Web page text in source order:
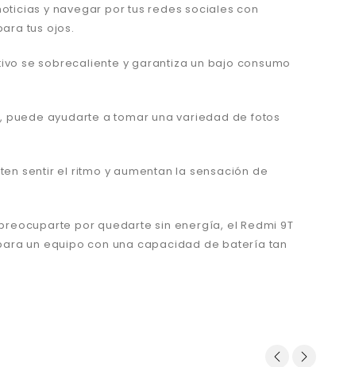
y navegar por tus redes sociales con
tus ojos.
se sobrecaliente y garantiza un bajo consumo
ayudarte a tomar una variedad de fotos
sentir el ritmo y aumentan la sensación de
por quedarte sin energía, el Redmi 9T
un equipo con una capacidad de batería tan